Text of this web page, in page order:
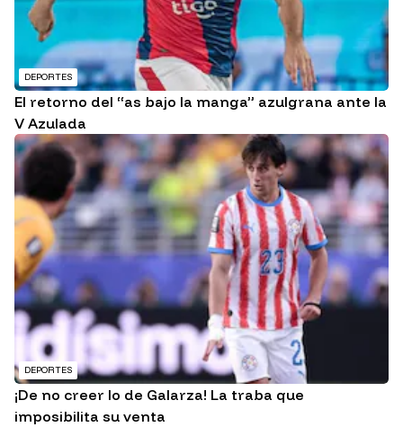
DEPORTES
El retorno del “as bajo la manga” azulgrana ante la
V Azulada
DEPORTES
¡De no creer lo de Galarza! La traba que
imposibilita su venta